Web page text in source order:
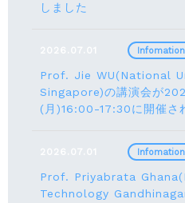
しました
2026.07.01
Prof. Jie WU(National
Singapore)の講演会が
(月)16:00-17:30に開催さ
Infomation
2026.07.01
Prof. Priyabrata
Technology
Infomation